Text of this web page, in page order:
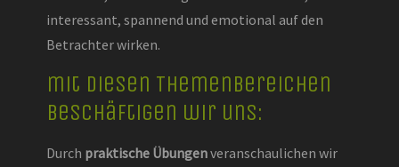
interessant, spannend und emotional auf den
Betrachter wirken.
mit diesen Themenbereichen
beschäftigen wir uns:
Durch praktische Übungenveranschaulichen wir